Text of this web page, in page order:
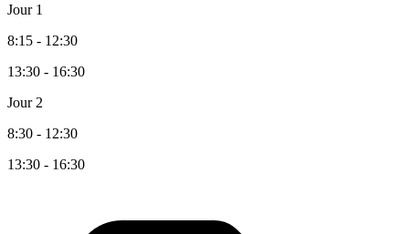
Jour 1
8:15 - 12:30
13:30 - 16:30
Jour 2
8:30 - 12:30
13:30 - 16:30